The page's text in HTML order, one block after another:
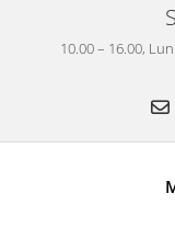
10.00 – 16.00,